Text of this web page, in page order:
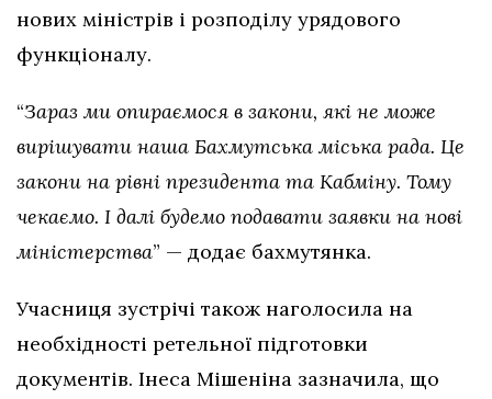
нових міністрів і розподілу урядового
функціоналу.
“Зараз ми опираємося в закони, які не може
вирішувати наша Бахмутська міська рада. Це
закони на рівні президента та Кабміну. Тому
чекаємо. І далі будемо подавати заявки на нові
міністерства” — додає бахмутянка.
Учасниця зустрічі також наголосила на
необхідності ретельної підготовки
документів. Інеса Мішеніна зазначила, що